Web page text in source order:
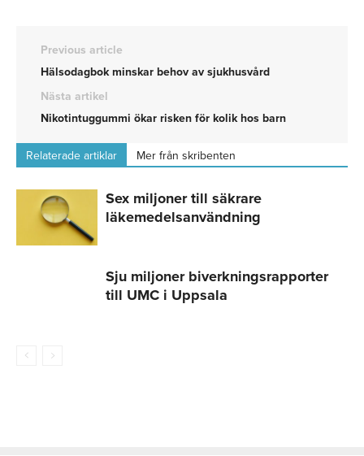
Previous article
Hälsodagbok minskar behov av sjukhusvård
Nästa artikel
Nikotintuggummi ökar risken för kolik hos barn
Relaterade artiklar Mer från skribenten
Sex miljoner till säkrare
läkemedelsanvändning
Sju miljoner biverkningsrapporter
till UMC i Uppsala